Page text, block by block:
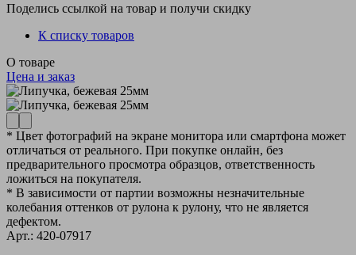
Поделись ссылкой на товар и получи скидку
К списку товаров
О товаре
Цена и заказ
* Цвет фотографий на экране монитора или смартфона может
отличаться от реального. При покупке онлайн, без
предварительного просмотра образцов, ответственность
ложиться на покупателя.
* В зависимости от партии возможны незначительные
колебания оттенков от рулона к рулону, что не является
дефектом.
Арт.: 420-07917